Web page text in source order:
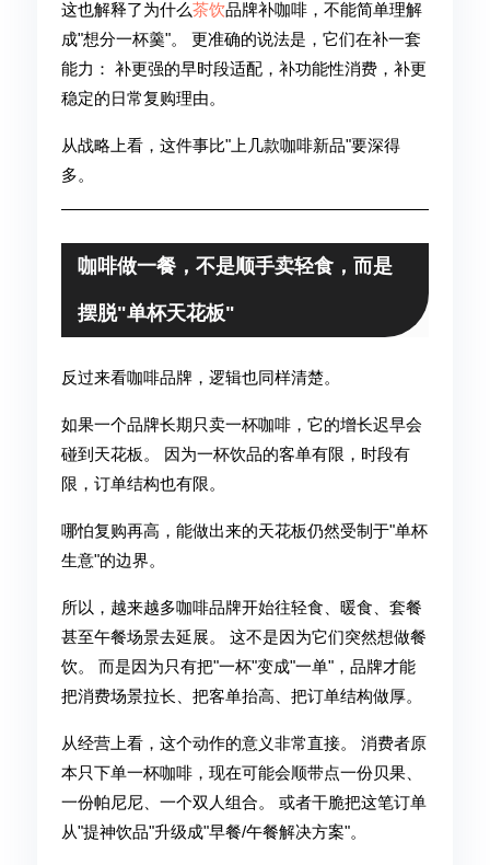
这也解释了为什么茶饮品牌补咖啡，不能简单理解
成"想分一杯羹"。 更准确的说法是，它们在补一套
能力： 补更强的早时段适配，补功能性消费，补更
稳定的日常复购理由。
从战略上看，这件事比"上几款咖啡新品"要深得
多。
咖啡做一餐，不是顺手卖轻食，而是
摆脱"单杯天花板"
反过来看咖啡品牌，逻辑也同样清楚。
如果一个品牌长期只卖一杯咖啡，它的增长迟早会
碰到天花板。 因为一杯饮品的客单有限，时段有
限，订单结构也有限。
哪怕复购再高，能做出来的天花板仍然受制于"单杯
生意"的边界。
所以，越来越多咖啡品牌开始往轻食、暖食、套餐
甚至午餐场景去延展。 这不是因为它们突然想做餐
饮。 而是因为只有把"一杯"变成"一单"，品牌才能
把消费场景拉长、把客单抬高、把订单结构做厚。
从经营上看，这个动作的意义非常直接。 消费者原
本只下单一杯咖啡，现在可能会顺带点一份贝果、
一份帕尼尼、一个双人组合。 或者干脆把这笔订单
从"提神饮品"升级成"早餐/午餐解决方案"。